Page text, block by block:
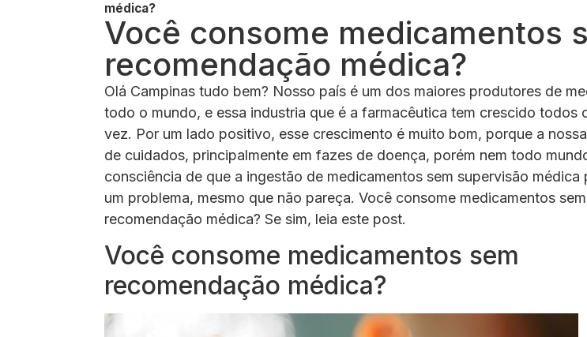
médica?
Você consome medicamentos
recomendação médica?
Olá Campinas tudo bem? Nosso país é um dos maiores produtores de
todo o mundo, e essa industria que é a farmacêutica tem crescido todos
vez. Por um lado positivo, esse crescimento é muito bom, porque a
de cuidados, principalmente em fazes de doença, porém nem todo
consciência de que a ingestão de medicamentos sem supervisão médica
um problema, mesmo que não pareça. Você consome medicamentos sem
recomendação médica? Se sim, leia este post.
Você consome medicamentos sem
recomendação médica?